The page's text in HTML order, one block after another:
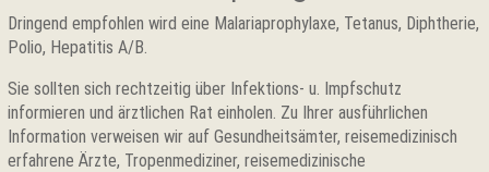
Dringend empfohlen wird eine Malariaprophylaxe, Tetanus, Diphtherie,
Polio, Hepatitis A/B.
Sie sollten sich rechtzeitig über Infektions- u. Impfschutz
informieren und ärztlichen Rat einholen. Zu Ihrer ausführlichen
Information verweisen wir auf Gesundheitsämter, reisemedizinisch
erfahrene Ärzte, Tropenmediziner, reisemedizinische